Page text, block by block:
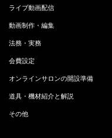
ライブ動画配信
動画制作・編集
法務・実務
会費設定
オンラインサロンの開設準備
道具・機材紹介と解説
その他